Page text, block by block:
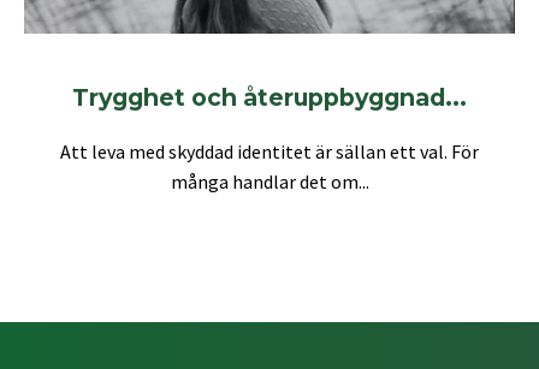
Trygghet och återuppbyggnad...
Att leva med skyddad identitet är sällan ett val. För
många handlar det om...